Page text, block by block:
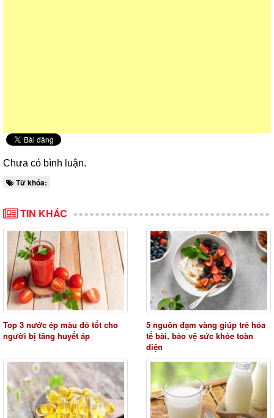
Chưa có bình luận.
Từ khóa:
TIN KHÁC
Top 3 nước ép màu đỏ tốt cho
người bị tăng huyết áp
5 nguồn đạm vàng giúp trẻ hóa
tế bài, bảo vệ sức khỏe toàn
diện